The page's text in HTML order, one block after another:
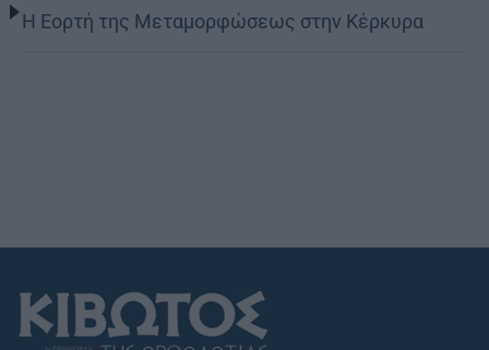
Η Εορτή της Μεταμορφώσεως στην Κέρκυρα